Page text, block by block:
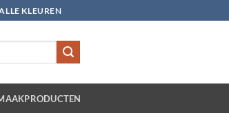
KLEUREN